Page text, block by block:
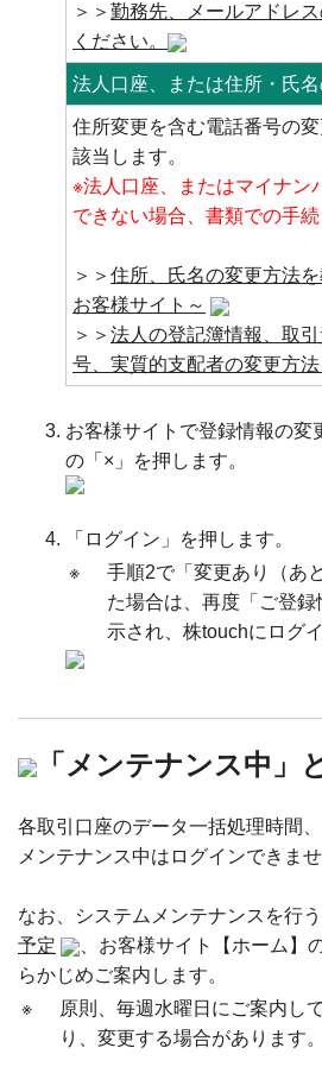
＞＞ 勤務先、メールアドレ
ください。
法人口座、または住所・氏
住所変更を含む電話番号の
該当します。
※法人口座、またはマイナン
できない場合、書類での手続
＞＞ 住所、氏名の変更方法
お客様サイト～
＞＞ 法人の登記簿情報、取
号、実質的支配者の変更方法
お客様サイトで登録情報の変
の「×」を押します。
「ログイン」を押します。
※
手順2で「変更あり（あ
た場合は、再度「ご登
示され、株touchにログ
「メンテナンス中」
各取引口座のデータ一括処理時間
メンテナンス中はログインできませ
なお、システムメンテナンスを行う
予定
、お客様サイト【ホーム】
らかじめご案内します。
※
原則、毎週水曜日にご案内し
り、変更する場合があります